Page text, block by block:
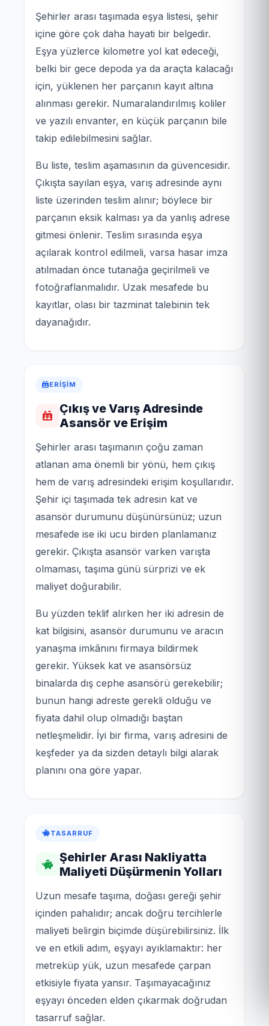
Şehirler arası taşımada eşya listesi, şehir
içine göre çok daha hayati bir belgedir.
Eşya yüzlerce kilometre yol kat edeceği,
belki bir gece depoda ya da araçta kalacağı
için, yüklenen her parçanın kayıt altına
alınması gerekir. Numaralandırılmış koliler
ve yazılı envanter, en küçük parçanın bile
takip edilebilmesini sağlar.
Bu liste, teslim aşamasının da güvencesidir.
Çıkışta sayılan eşya, varış adresinde aynı
liste üzerinden teslim alınır; böylece bir
parçanın eksik kalması ya da yanlış adrese
gitmesi önlenir. Teslim sırasında eşya
açılarak kontrol edilmeli, varsa hasar imza
atılmadan önce tutanağa geçirilmeli ve
fotoğraflanmalıdır. Uzak mesafede bu
kayıtlar, olası bir tazminat talebinin tek
dayanağıdır.
ERIŞIM
Çıkış ve Varış Adresinde
Asansör ve Erişim
Şehirler arası taşımanın çoğu zaman
atlanan ama önemli bir yönü, hem çıkış
hem de varış adresindeki erişim koşullarıdır.
Şehir içi taşımada tek adresin kat ve
asansör durumunu düşünürsünüz; uzun
mesafede ise iki ucu birden planlamanız
gerekir. Çıkışta asansör varken varışta
olmaması, taşıma günü sürprizi ve ek
maliyet doğurabilir.
Bu yüzden teklif alırken her iki adresin de
kat bilgisini, asansör durumunu ve aracın
yanaşma imkânını firmaya bildirmek
gerekir. Yüksek kat ve asansörsüz
binalarda dış cephe asansörü gerekebilir;
bunun hangi adreste gerekli olduğu ve
fiyata dahil olup olmadığı baştan
netleşmelidir. İyi bir firma, varış adresini de
keşfeder ya da sizden detaylı bilgi alarak
planını ona göre yapar.
TASARRUF
Şehirler Arası Nakliyatta
Maliyeti Düşürmenin Yolları
Uzun mesafe taşıma, doğası gereği şehir
içinden pahalıdır; ancak doğru tercihlerle
maliyeti belirgin biçimde düşürebilirsiniz. İlk
ve en etkili adım, eşyayı ayıklamaktır: her
metreküp yük, uzun mesafede çarpan
etkisiyle fiyata yansır. Taşımayacağınız
eşyayı önceden elden çıkarmak doğrudan
tasarruf sağlar.